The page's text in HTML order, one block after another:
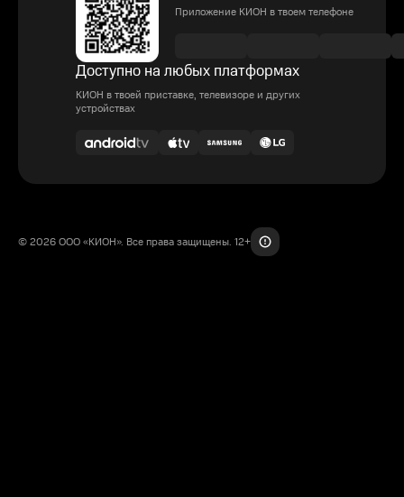
Приложение КИОН в твоем телефоне
Доступно на любых платформах
КИОН в твоей приставке, телевизоре и других
устройствах
© 2026 ООО «КИОН». Все права защищены. 12+